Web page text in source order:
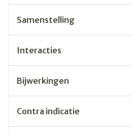
Samenstelling
Interacties
Bijwerkingen
Contra indicatie